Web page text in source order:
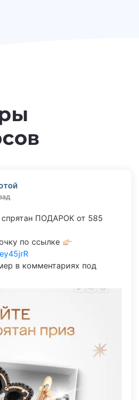
спрятан ПОДАРОК от 585
по ссылке 👉🏻
в комментариях под
ответном комментарии
выиграете сертификат на 3
карту 585 Золотой. 1
🤩
3 попытки с интервалом
лайк этой записи дарим 3
агатами и бриллиантами: